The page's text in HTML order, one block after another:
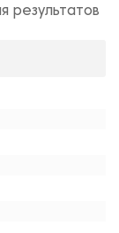
результатов